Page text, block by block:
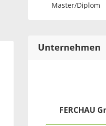
Master/Diplom
Unternehmen
FERCHAU